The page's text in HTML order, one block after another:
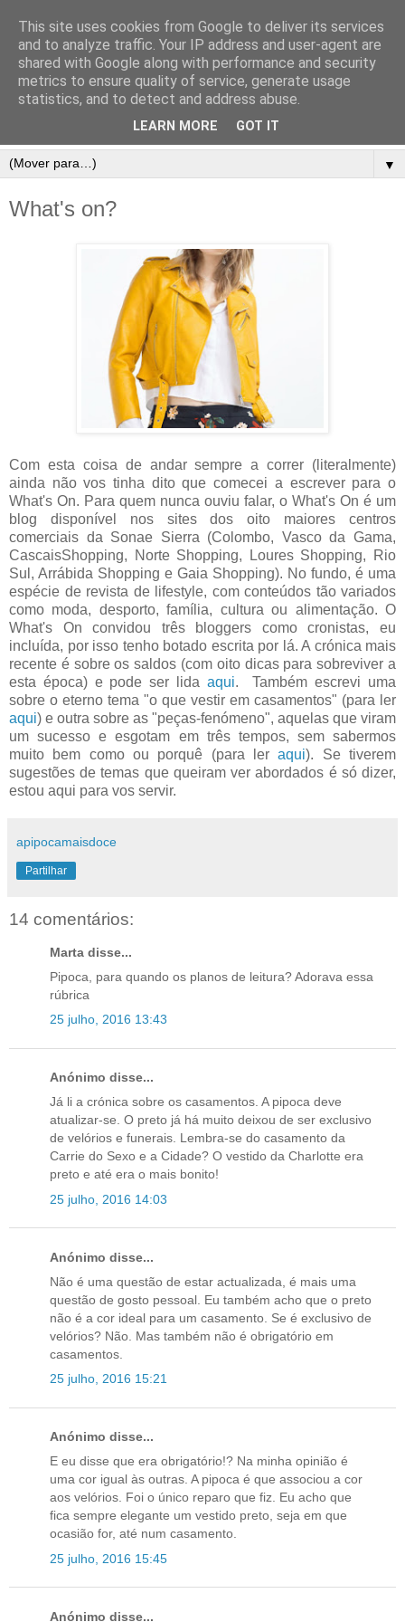
▼
What's on?
Com esta coisa de andar sempre a correr (literalmente)
ainda não vos tinha dito que comecei a escrever para o
What's On. Para quem nunca ouviu falar, o What's On é um
blog disponível nos sites dos oito maiores centros
comerciais da Sonae Sierra (Colombo, Vasco da Gama,
CascaisShopping, Norte Shopping, Loures Shopping, Rio
Sul, Arrábida Shopping e Gaia Shopping). No fundo, é uma
espécie de revista de lifestyle, com conteúdos tão variados
como moda, desporto, família, cultura ou alimentação. O
What's On convidou três bloggers como cronistas, eu
incluída, por isso tenho botado escrita por lá. A crónica mais
recente é sobre os saldos (com oito dicas para sobreviver a
esta época) e pode ser lida aqui. Também escrevi uma
sobre o eterno tema "o que vestir em casamentos" (para ler
aqui) e outra sobre as "peças-fenómeno", aquelas que viram
um sucesso e esgotam em três tempos, sem sabermos
muito bem como ou porquê (para leraqui). Se tiverem
sugestões de temas que queiram ver abordados é só dizer,
estou aqui para vos servir.
apipocamaisdoce
Partilhar
14 comentários:
Marta disse...
Pipoca, para quando os planos de leitura? Adorava essa
rúbrica
25 julho, 2016 13:43
Anónimo disse...
Já li a crónica sobre os casamentos. A pipoca deve
atualizar-se. O preto já há muito deixou de ser exclusivo
de velórios e funerais. Lembra-se do casamento da
Carrie do Sexo e a Cidade? O vestido da Charlotte era
preto e até era o mais bonito!
25 julho, 2016 14:03
Anónimo disse...
Não é uma questão de estar actualizada, é mais uma
questão de gosto pessoal. Eu também acho que o preto
não é a cor ideal para um casamento. Se é exclusivo de
velórios? Não. Mas também não é obrigatório em
casamentos.
25 julho, 2016 15:21
Anónimo disse...
E eu disse que era obrigatório!? Na minha opinião é
uma cor igual às outras. A pipoca é que associou a cor
aos velórios. Foi o único reparo que fiz. Eu acho que
fica sempre elegante um vestido preto, seja em que
ocasião for, até num casamento.
25 julho, 2016 15:45
Anónimo disse...
This site uses cookies from Google to deliver its services
and to analyze traffic. Your IP address and user-agent are
shared with Google along with performance and security
metrics to ensure quality of service, generate usage
statistics, and to detect and address abuse.
LEARN MORE GOT IT